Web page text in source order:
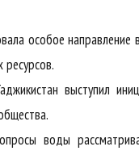
особое направление
выступил
воды